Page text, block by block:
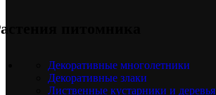
питомника
Декоративные многолетники
Декоративные злаки
Лиственные кустарники и деревья